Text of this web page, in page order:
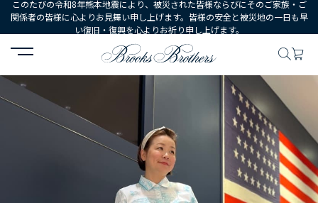
このたびの令和8年熊本地震により、被災された皆様ならびにそのご家族・ご
関係者の皆様に心よりお見舞い申し上げます。皆様の安全と被災地の一日も早
い復旧・復興を心よりお祈り申し上げます。
HOME コーディネート コーディネート詳細